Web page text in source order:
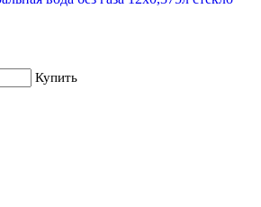
Купить